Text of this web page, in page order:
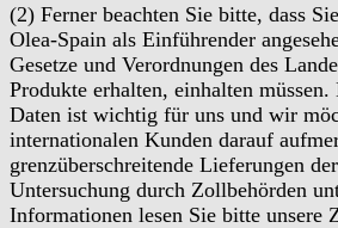
(2) Ferner beachten Sie bitte, dass
Olea-Spain als Einführender
Gesetze und Verordnungen des
Produkte erhalten, einhalten
Daten ist wichtig für uns und wir
internationalen Kunden darauf
grenzüberschreitende Lieferungen
Untersuchung durch Zollbehörden
Informationen lesen Sie bitte unsere